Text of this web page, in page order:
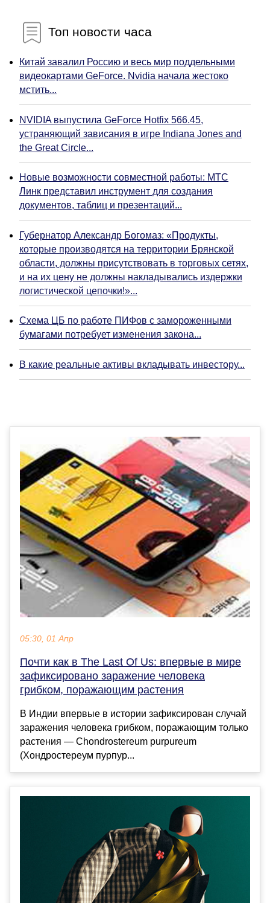
Топ новости часа
Китай завалил Россию и весь мир поддельными
видеокартами GeForce. Nvidia начала жестоко
мстить...
NVIDIA выпустила GeForce Hotfix 566.45,
устраняющий зависания в игре Indiana Jones and
the Great Circle...
Новые возможности совместной работы: МТС
Линк представил инструмент для создания
документов, таблиц и презентаций...
Губернатор Александр Богомаз: «Продукты,
которые производятся на территории Брянской
области, должны присутствовать в торговых сетях,
и на их цену не должны накладывались издержки
логистической цепочки!»...
Схема ЦБ по работе ПИФов с замороженными
бумагами потребует изменения закона...
В какие реальные активы вкладывать инвестору...
05:30, 01 Апр
Почти как в The Last Of Us: впервые в мире
зафиксировано заражение человека
грибком, поражающим растения
В Индии впервые в истории зафиксирован случай
заражения человека грибком, поражающим только
растения — Chondrostereum purpureum
(Хондростереум пурпур...